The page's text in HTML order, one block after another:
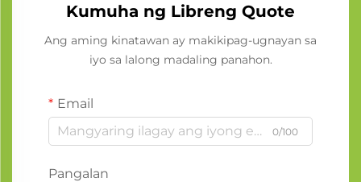
Kumuha ng Libreng Quote
Ang aming kinatawan ay makikipag-ugnayan sa
iyo sa lalong madaling panahon.
Email
0/100
Pangalan